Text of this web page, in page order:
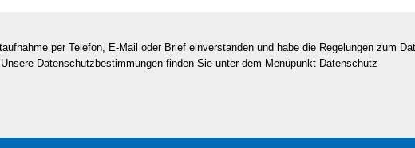
per Telefon, E-Mail oder Brief einverstanden und habe die Regelungen zum
Datenschutzbestimmungen finden Sie unter dem Menüpunkt Datenschutz